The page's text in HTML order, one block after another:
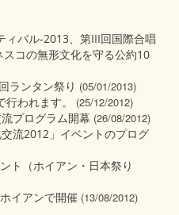
ィバル‐2013、第III回国際合唱
コの無形文化を守る公約10
ランタン祭り (05/01/2013)
われます。
(25/12/2012)
プログラム開幕 (26/08/2012)
流2012」イベントのプログ
ト（ホイアン・日本祭り
イアンで開催 (13/08/2012)